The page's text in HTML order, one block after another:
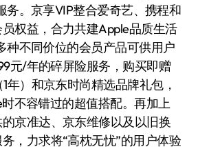
务。京享VIP整合爱奇艺、携程和
权益，合力共建Apple品质生活
种不同价位的会员产品可供用户
元/年的碎屏险服务，购买即赠
年）和京东时尚精选品牌礼包，
不容错过的超值搭配。再加上
京准达、京东维修以及以旧换
，力求将“高枕无忧”的用户体验